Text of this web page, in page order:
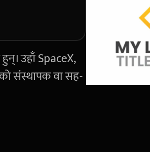
उहाँ SpaceX,
संस्थापक वा सह-